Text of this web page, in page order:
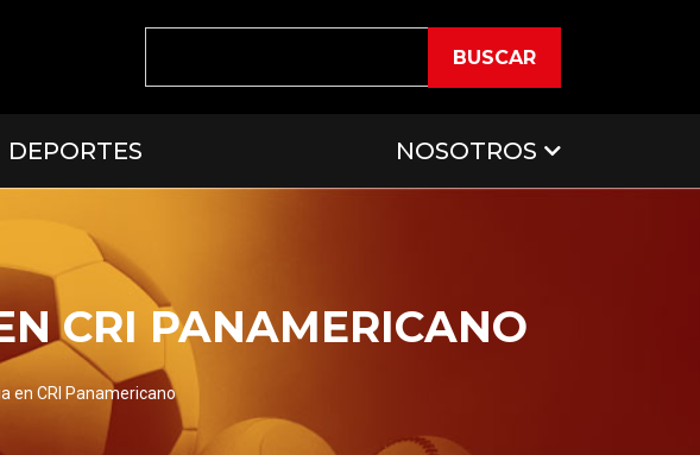
BUSCAR
DEPORTES NOSOTROS
CRI PANAMERICANO
en CRI Panamericano